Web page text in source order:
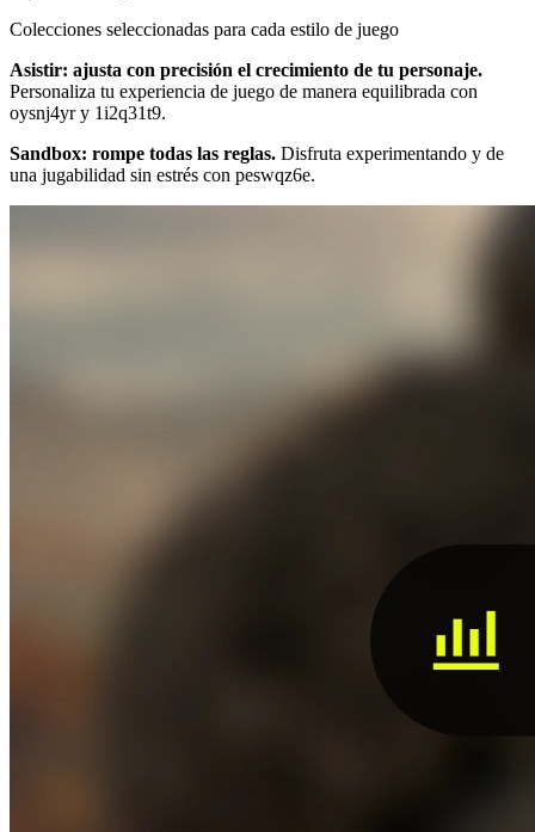
Colecciones seleccionadas para cada estilo de juego
Asistir: ajusta con precisión el crecimiento de tu personaje.
Personaliza tu experiencia de juego de manera equilibrada con
oysnj4yr y 1i2q31t9.
Sandbox: rompe todas las reglas. Disfruta experimentando y de
una jugabilidad sin estrés con peswqz6e.